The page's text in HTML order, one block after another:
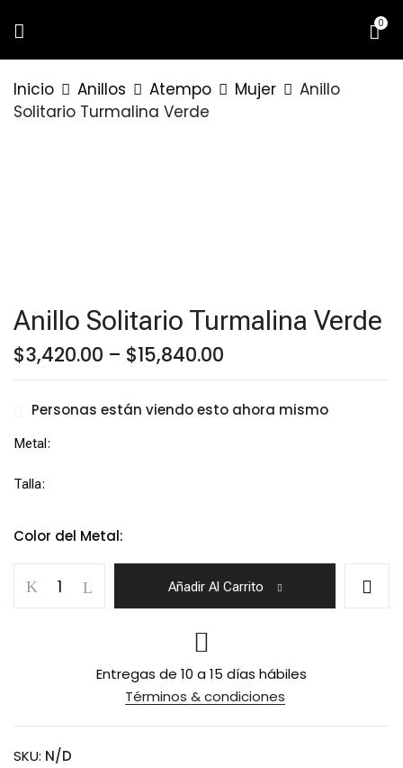
0
Inicio Anillos Atempo Mujer
Anillo
Solitario Turmalina Verde
Anillo Solitario Turmalina Verde
$3,420.00 – $15,840.00
$3,420.00
$15,840.00
Personas están viendo esto ahora mismo
Metal
Talla
Color del Metal:
Solitario
Añadir Al Carrito
Entregas de 10 a 15 días hábiles
Términos & condiciones
SKU: N/D
SOLITARIO TURMALINA VERDE”
Guardar mi nombre, correo